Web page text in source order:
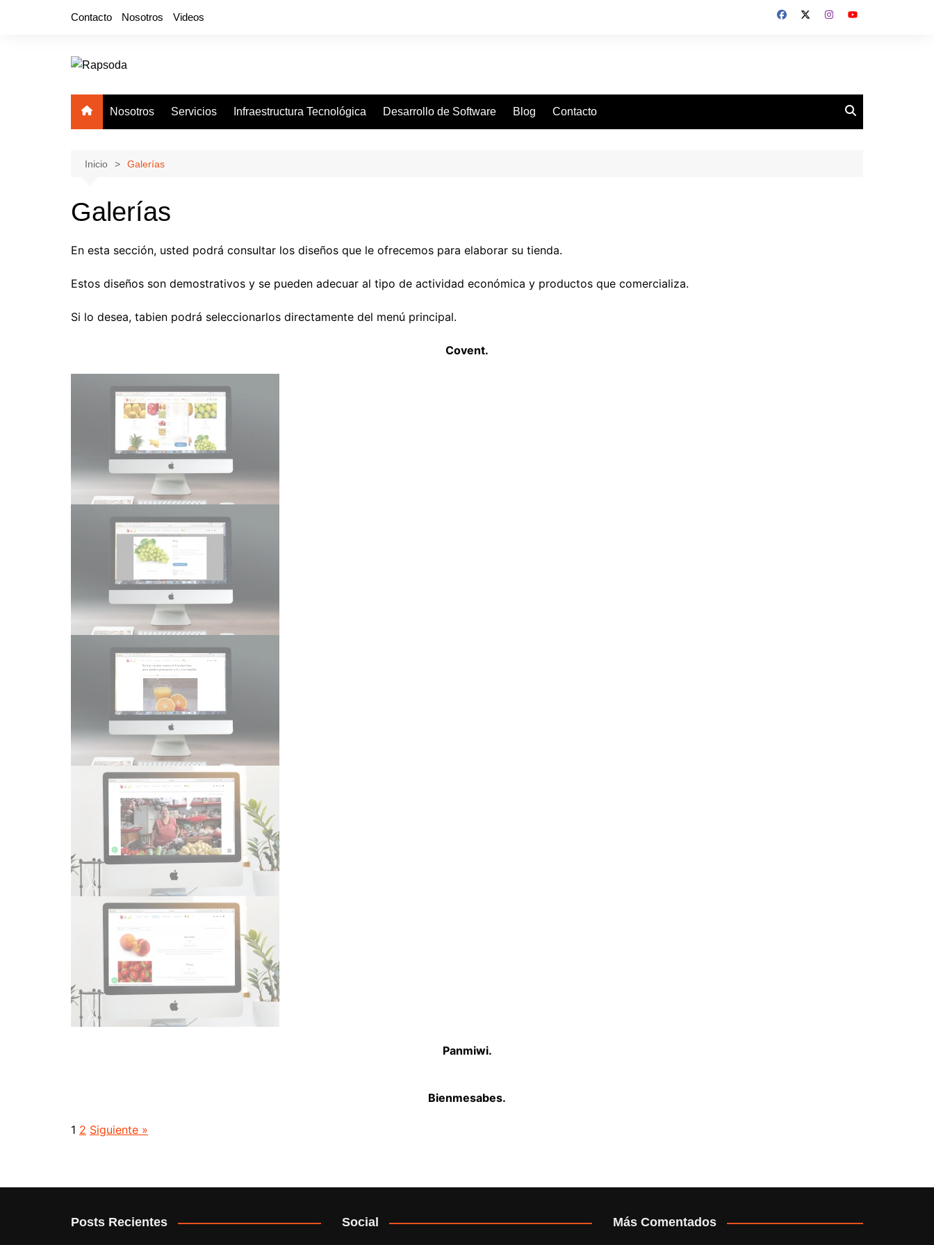
Contacto Nosotros Videos
Nosotros Servicios Infraestructura Tecnológica Desarrollo de Software Blog Contacto
Inicio Galerías
Galerías
En esta sección, usted podrá consultar los diseños que le ofrecemos para elaborar su tienda.
Estos diseños son demostrativos y se pueden adecuar al tipo de actividad económica y productos que comercializa.
Si lo desea, tabien podrá seleccionarlos directamente del menú principal.
Covent.
Panmiwi.
Bienmesabes.
1 2 Siguiente »
Posts Recientes Social Más Comentados